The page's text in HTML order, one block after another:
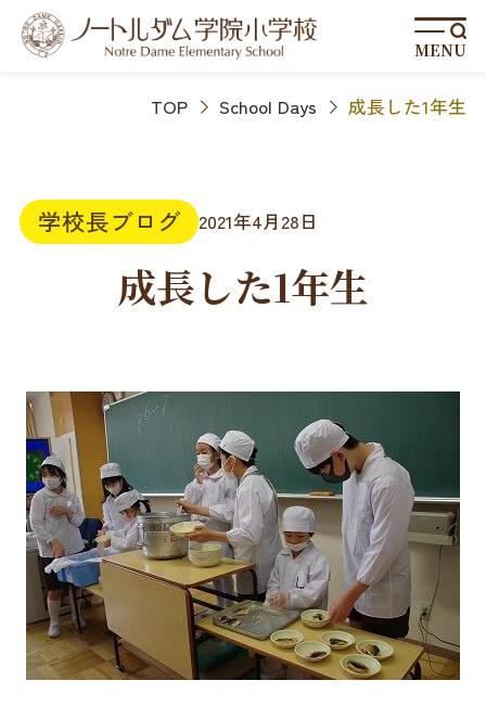
MENU
TOP School Days 成長した1年生
学校長ブログ 2021年4月28日
成長した1年生